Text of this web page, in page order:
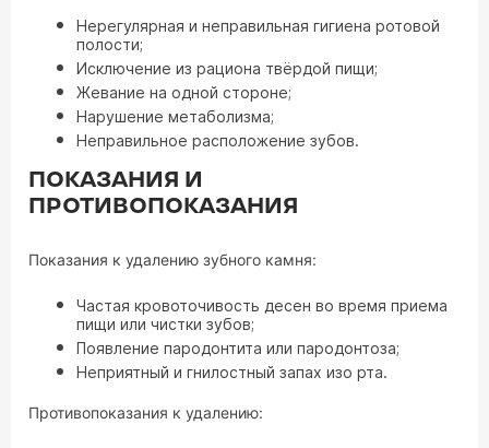
Нерегулярная и неправильная гигиена ротовой
полости;
Исключение из рациона твёрдой пищи;
Жевание на одной стороне;
Нарушение метаболизма;
Неправильное расположение зубов.
ПОКАЗАНИЯ И
ПРОТИВОПОКАЗАНИЯ
Показания к удалению зубного камня:
Частая кровоточивость десен во время приема
пищи или чистки зубов;
Появление пародонтита или пародонтоза;
Неприятный и гнилостный запах изо рта.
Противопоказания к удалению: